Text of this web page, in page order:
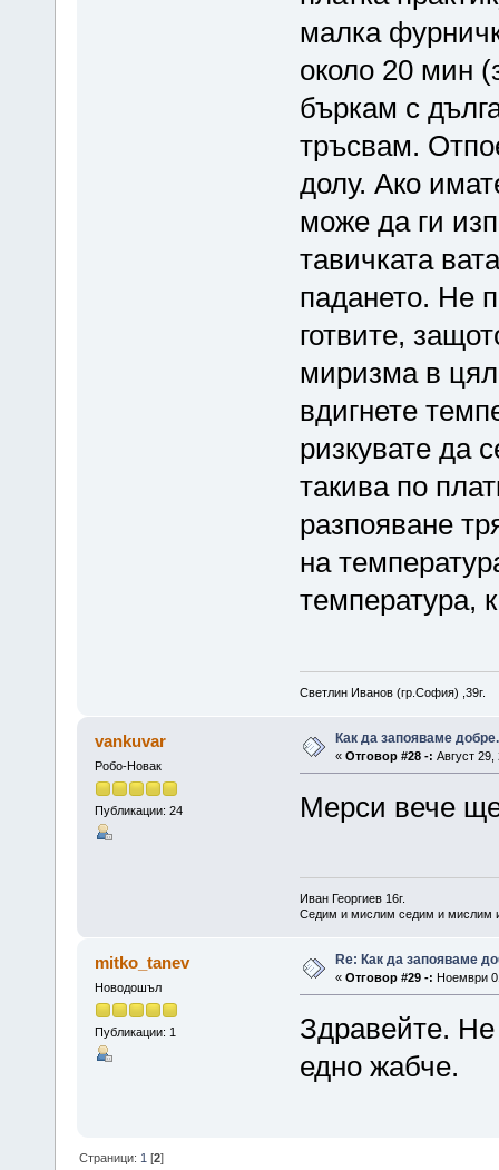
малка
около 20 мин
бъркам с
тръсвам.
долу. Ако
може да ги
тавичката
падането. Не
готвите,
миризма в
вдигнете
ризкувате да
такива по
разпояване
на
температура,
Светлин Иванов (гр.София) ,39г.
vankuvar
Робо-Новак
Публикации: 24
Как да запояваме добре.
« Отговор #28 -: Август
Мерси вече
Иван Георгиев 16г.
Седим и мислим седим и мислим
mitko_tanev
Новодошъл
Публикации: 1
Re: Как да запояваме
« Отговор #29 -: Ноември
Здравейте.
едно жабче.
Страници: 1 [2]